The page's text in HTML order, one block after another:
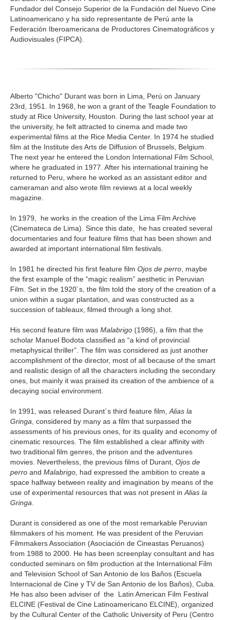
Fundador del Consejo Superior de la Fundación del Nuevo Cine
Latinoamericano y ha sido representante de Perú ante la
Federación Iberoamericana de Productores Cinematográficos y
Audiovisuales (FIPCA).
Alberto "Chicho" Durant was born in Lima, Perú on January
23rd, 1951. In 1968, he won a grant of the Teagle Foundation to
study at Rice University, Houston. During the last school year at
the university, he felt attracted to cinema and made two
experimental films at the Rice Media Center. In 1974 he studied
film at the Institute des Arts de Diffusion of Brussels, Belgium.
The next year he entered the London International Film School,
where he graduated in 1977. After his international training he
returned to Peru, where he worked as an assistant editor and
cameraman and also wrote film reviews at a local weekly
magazine.
In 1979, he works in the creation of the Lima Film Archive
(Cinemateca de Lima). Since this date, he has created several
documentaries and four feature films that has been shown and
awarded at important international film festivals.
In 1981 he directed his first feature film Ojos de perro , maybe
the first example of the “magic realism” aesthetic in Peruvian
Film. Set in the 1920´s, the film told the story of the creation of a
union within a sugar plantation, and was constructed as a
succession of tableaux, filmed through a long shot.
His second feature film was Malabrigo (1986), a film that the
scholar Manuel Bodota classified as “a kind of provincial
metaphysical thriller”. The film was considered as just another
accomplishment of the director, most of all because of the smart
and realistic design of all the characters including the secondary
ones, but mainly it was praised its creation of the ambience of a
decaying social environment.
In 1991, was released Durant´s third feature film, Alias la
Gringa , considered by many as a film that surpassed the
assessments of his previous ones, for its quality and economy of
cinematic resources. The film established a clear affinity with
two traditional film genres, the prison and the adventures
movies. Nevertheless, the previous films of Durant, Ojos de
perro and Malabrigo, had expressed the ambition to create a
space halfway between reality and imagination by means of the
use of experimental resources that was not present in Alias la
Gringa
Durant is considered as one of the most remarkable Peruvian
filmmakers of his moment. He was president of the Peruvian
Filmmakers Association (Asociación de Cineastas Peruanos)
from 1988 to 2000. He has been screenplay consultant and has
conducted seminars on film production at the International Film
and Television School of San Antonio de los Baños (Escuela
Internacional de Cine y TV de San Antonio de los Baños), Cuba.
He has also been adviser of the Latin American Film Festival
ELCINE (Festival de Cine Latinoamericano ELCINE), organized
by the Cultural Center of the Catholic University of Peru (Centro